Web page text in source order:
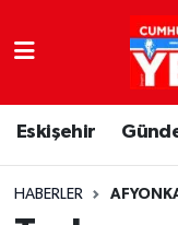
Eskişehir
HABERLER
Nöbetçi
Hava Durumu
Trafik